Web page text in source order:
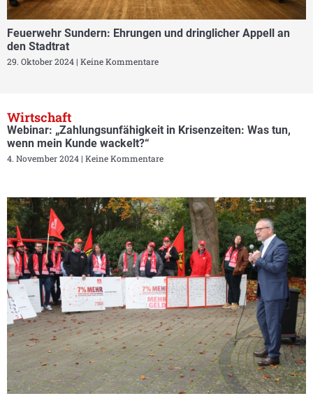
Feuerwehr Sundern: Ehrungen und dringlicher Appell an
den Stadtrat
29. Oktober 2024 Keine Kommentare
Wirtschaft
Webinar: „Zahlungsunfähigkeit in Krisenzeiten: Was tun,
wenn mein Kunde wackelt?“
4. November 2024 Keine Kommentare